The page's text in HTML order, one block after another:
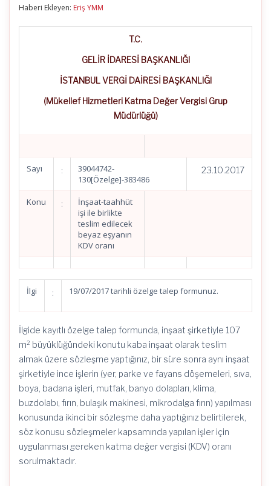
eşyanın
oranı
!
için
Haberi Ekleyen: Eriş YMM
T.C.
GELİR İDARESİ BAŞKANLIĞI
İSTANBUL VERGİ DAİRESİ BAŞKANLIĞI
(Mükellef Hizmetleri Katma Değer Vergisi Grup
Müdürlüğü)
Sayı :
39044742-
130[Özelge]-383486
23.10.2017
Konu :
İnşaat-taahhüt
işi ile birlikte
teslim edilecek
beyaz eşyanın
KDV oranı
İlgi : 19/07/2017 tarihli özelge talep formunuz.
İlgide kayıtlı özelge talep formunda, inşaat şirketiyle 107
m² büyüklüğündeki konutu kaba inşaat olarak teslim
almak üzere sözleşme yaptığınız, bir süre sonra aynı inşaat
şirketiyle ince işlerin (yer, parke ve fayans döşemeleri, sıva,
boya, badana işleri, mutfak, banyo dolapları, klima,
buzdolabı, fırın, bulaşık makinesi, mikrodalga fırın) yapılması
konusunda ikinci bir sözleşme daha yaptığınız belirtilerek,
söz konusu sözleşmeler kapsamında yapılan işler için
uygulanması gereken katma değer vergisi (KDV) oranı
sorulmaktadır.